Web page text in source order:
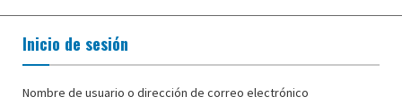
Inicio de sesión
Nombre de usuario o dirección de correo electrónico